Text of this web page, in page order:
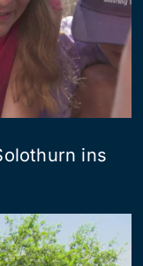
ins